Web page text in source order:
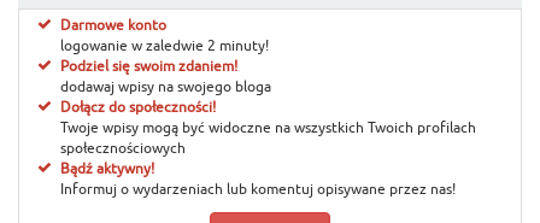
Darmowe konto
logowanie w zaledwie 2 minuty!
Podziel się swoim zdaniem!
dodawaj wpisy na swojego bloga
Dołącz do społeczności!
Twoje wpisy mogą być widoczne na wszystkich Twoich profilach
społecznościowych
Bądź aktywny!
Informuj o wydarzeniach lub komentuj opisywane przez nas!